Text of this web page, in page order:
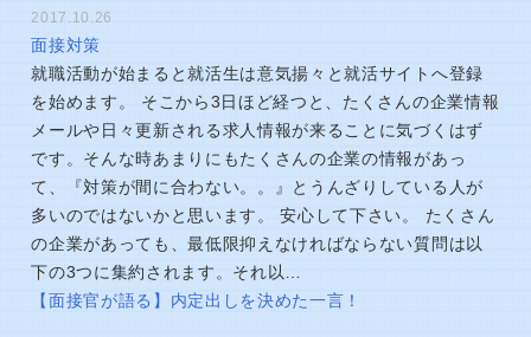
2017.10.26
面接対策
就職活動が始まると就活生は意気揚々と就活サイトへ登録
を始めます。 そこから3日ほど経つと、たくさんの企業情報
メールや日々更新される求人情報が来ることに気づくはず
です。そんな時あまりにもたくさんの企業の情報があっ
て、『対策が間に合わない。。』とうんざりしている人が
多いのではないかと思います。 安心して下さい。 たくさん
の企業があっても、最低限抑えなければならない質問は以
下の3つに集約されます。それ以…
【面接官が語る】内定出しを決めた一言！